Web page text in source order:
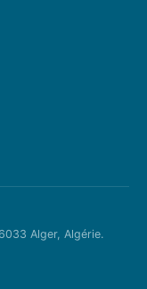
Alger, Algérie.